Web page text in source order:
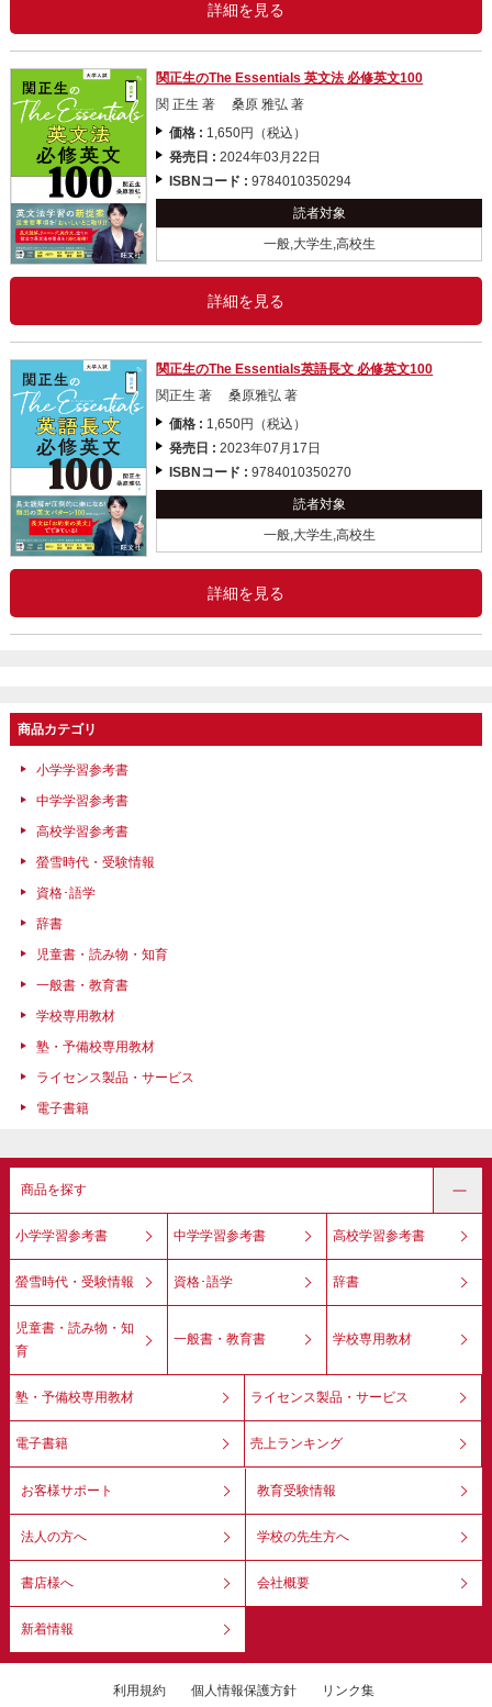
詳細を見る
関正生のThe Essentials 英文法 必修英文100
関 正生 著 桑原 雅弘 著
価格 : 1,650円（税込）
発売日 :2024年03月22日
ISBNコード :9784010350294
読者対象
一般,大学生,高校生
詳細を見る
関正生のThe Essentials英語長文 必修英文100
関正生 著 桑原雅弘 著
価格 : 1,650円（税込）
発売日 :2023年07月17日
ISBNコード :9784010350270
読者対象
一般,大学生,高校生
詳細を見る
商品カテゴリ
小学学習参考書
中学学習参考書
高校学習参考書
螢雪時代・受験情報
資格･語学
辞書
児童書・読み物・知育
一般書・教育書
学校専用教材
塾・予備校専用教材
ライセンス製品・サービス
電子書籍
商品を探す
小学学習参考書 中学学習参考書 高校学習参考書
螢雪時代・受験情報 資格･語学 辞書
児童書・読み物・知
育
一般書・教育書 学校専用教材
塾・予備校専用教材 ライセンス製品・サービス
電子書籍 売上ランキング
お客様サポート 教育受験情報
法人の方へ 学校の先生方へ
書店様へ 会社概要
新着情報
利用規約 個人情報保護方針 リンク集